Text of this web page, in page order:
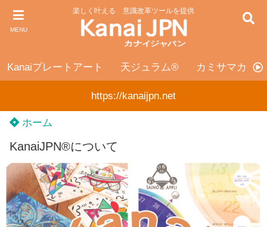
MENU
楽しく叶える 意識改革ツールを提供
Kanaiプレートアート 天ジュラム® カミサマカン
https://kanaijpn.net
ホーム
KanaiJPN®について